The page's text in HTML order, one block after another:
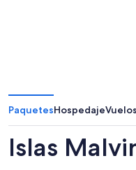
PaquetesHospedajeVuelos
Islas